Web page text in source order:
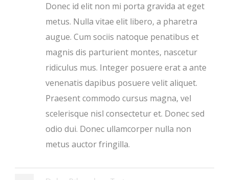
Donec id elit non mi porta gravida at eget
metus. Nulla vitae elit libero, a pharetra
augue. Cum sociis natoque penatibus et
magnis dis parturient montes, nascetur
ridiculus mus. Integer posuere erat a ante
venenatis dapibus posuere velit aliquet.
Praesent commodo cursus magna, vel
scelerisque nisl consectetur et. Donec sed
odio dui. Donec ullamcorper nulla non
metus auctor fringilla.